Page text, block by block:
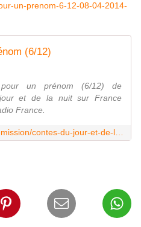
un-prenom-6-12-08-04-2014-
(6/12)
pour un prénom (6/12) de
et de la nuit sur France
France.